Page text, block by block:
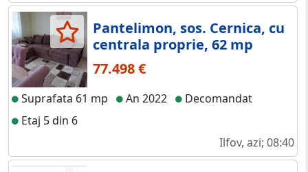
Pantelimon, sos. Cernica, cu
centrala proprie, 62 mp
77.498 €
Suprafata 61 mp An 2022
Decomandat
Etaj 5 din 6
Ilfov, azi; 08:40